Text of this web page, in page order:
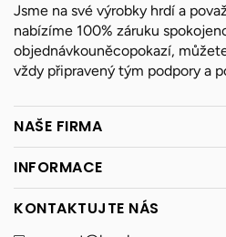
Jsme na své výrobky hrdí a
nabízíme 100% záruku
objednávkouněcopokazí,
vždy připravený tým podpory a
NAŠE FIRMA
INFORMACE
KONTAKTUJTE NÁS